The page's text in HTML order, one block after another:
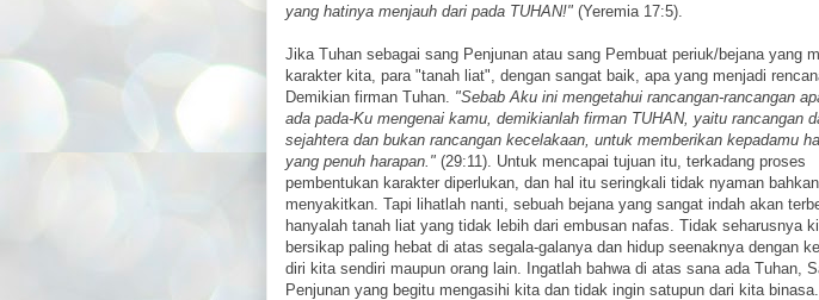
yang hatinya menjauh dari pada TUHAN!" (Yeremia 17:5).
Jika Tuhan sebagai sang Penjunan atau sang Pembuat periuk/bejana yang
karakter kita, para "tanah liat", dengan sangat baik, apa yang menjadi
Demikian firman Tuhan. "Sebab Aku ini mengetahui rancangan-rancangan
ada pada-Ku mengenai kamu, demikianlah firman TUHAN, yaitu rancangan
sejahtera dan bukan rancangan kecelakaan, untuk memberikan kepadamu
yang penuh harapan." (29:11). Untuk mencapai tujuan itu, terkadang proses
pembentukan karakter diperlukan, dan hal itu seringkali tidak nyaman bahkan
menyakitkan. Tapi lihatlah nanti, sebuah bejana yang sangat indah akan
hanyalah tanah liat yang tidak lebih dari embusan nafas. Tidak seharusnya
bersikap paling hebat di atas segala-galanya dan hidup seenaknya dengan
diri kita sendiri maupun orang lain. Ingatlah bahwa di atas sana ada Tuhan,
Penjunan yang begitu mengasihi kita dan tidak ingin satupun dari kita binasa.